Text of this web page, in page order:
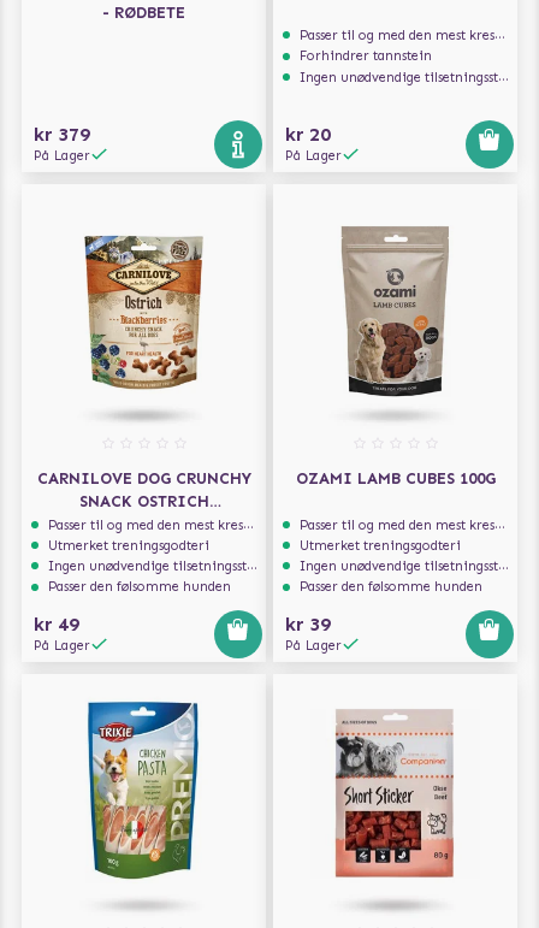
- RØDBETE
kr 379
På Lager
Passer til og med den mest kresne hunden
Forhindrer tannstein
Ingen unødvendige tilsetningsstoffer
kr 20
På Lager
CARNILOVE DOG CRUNCHY
SNACK OSTRICH
BLACKBERRIES 200G
Passer til og med den mest kresne hunden
Utmerket treningsgodteri
Ingen unødvendige tilsetningsstoffer
Passer den følsomme hunden
kr 49
På Lager
OZAMI LAMB CUBES 100G
Passer til og med den mest kresne hunden
Utmerket treningsgodteri
Ingen unødvendige tilsetningsstoffer
Passer den følsomme hunden
kr 39
På Lager